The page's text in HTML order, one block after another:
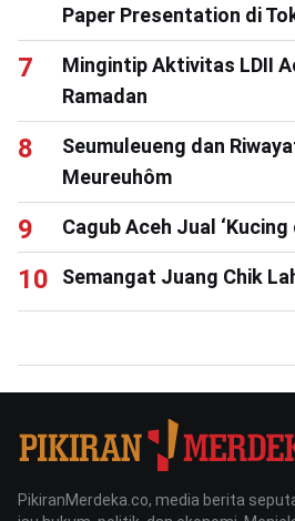
Paper Presentation di
Mingintip Aktivitas LDII
Ramadan
Seumuleueng dan
Meureuhôm
Cagub Aceh Jual ‘Kucing
Semangat Juang Chik
PikiranMerdeka.co, media berita